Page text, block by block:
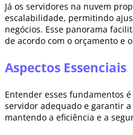
Já os servidores na nuvem
escalabilidade, permitindo
negócios. Esse panorama
de acordo com o orçamento e
Aspectos Essenciais
Entender esses fundamentos
servidor adequado e garantir
mantendo a eficiência e a